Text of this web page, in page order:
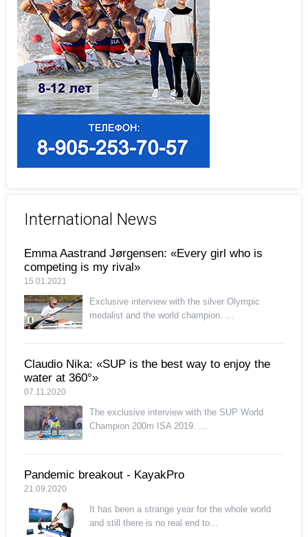
International News
Emma Aastrand Jørgensen: «Every girl who is
competing is my rival»
15.01.2021
Exclusive interview with the silver Olympic
medalist and the world champion. ...
Claudio Nika: «SUP is the best way to enjoy the
water at 360°»
07.11.2020
The exclusive interview with the SUP World
Champion 200m ISA 2019. ...
Pandemic breakout - KayakPro
21.09.2020
It has been a strange year for the whole world
and still there is no real end to...